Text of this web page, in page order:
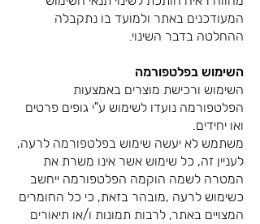
המעודכנים באתר ולמועד בו נתקבלה
ההחלטה בדבר השינוי.
השימוש בפלטפורמה
השימוש ורכישת מוצרים באמצעות
הפלטפורמה נועדו לשימוש ע"י גופים פרטים
ואו יחידים.
משתמש לא יעשה שימוש בפלטפורמה לרעה,
לעניין זה, כל שימוש אשר אינו משרת את
המטרה לשמה הוקמה הפלטפורמה ייחשב
כשימוש לרעה ,מובהר בזאת, כי כל החומרים
המצויים באתר, לרבות תמונות ו/או תיאורים